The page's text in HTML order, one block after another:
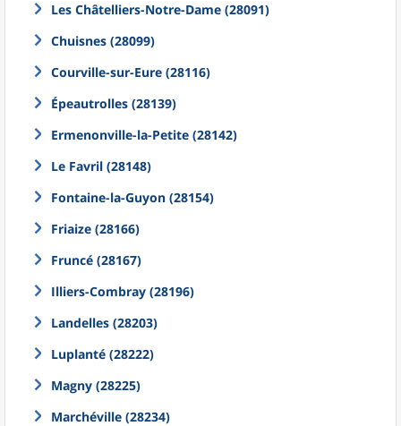
Les Châtelliers-Notre-Dame (28091)
Chuisnes (28099)
Courville-sur-Eure (28116)
Épeautrolles (28139)
Ermenonville-la-Petite (28142)
Le Favril (28148)
Fontaine-la-Guyon (28154)
Friaize (28166)
Fruncé (28167)
Illiers-Combray (28196)
Landelles (28203)
Luplanté (28222)
Magny (28225)
Marchéville (28234)